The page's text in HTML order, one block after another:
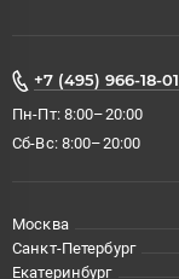
+7 (495) 966-18-01
Пн-Пт: 8:00–20:00
Сб-Вс: 8:00–20:00
Москва
Санкт-Петербург
Екатеринбург